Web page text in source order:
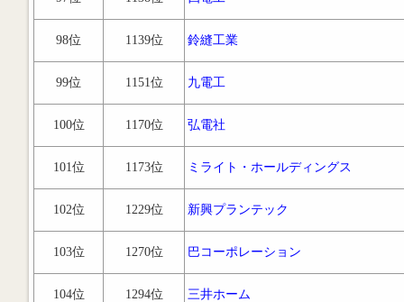
98位 1139位 鈴縫工業
99位 1151位 九電工
100位 1170位 弘電社
101位 1173位 ミライト・ホールディングス
102位 1229位 新興プランテック
103位 1270位 巴コーポレーション
104位 1294位 三井ホーム